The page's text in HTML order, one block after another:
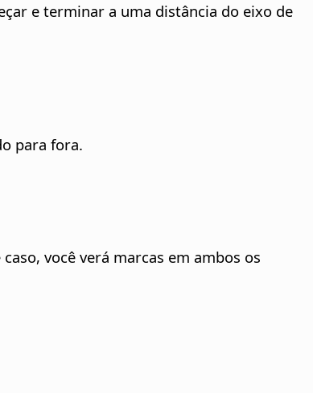
e terminar a uma distância do eixo de
para fora.
você verá marcas em ambos os